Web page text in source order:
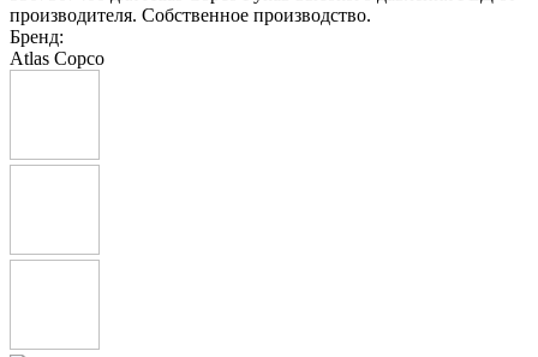
производителя. Собственное производство.
Бренд:
Atlas Copco